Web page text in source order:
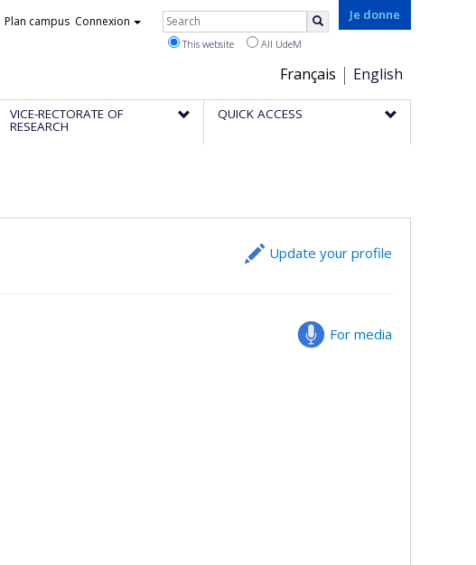
Je donne
Choix
de
la
Français English
Plan campus Connexion Rechercher
This website All UdeM
VICE-RECTORATE OF
RESEARCH
QUICK ACCESS
Update your profile
For media